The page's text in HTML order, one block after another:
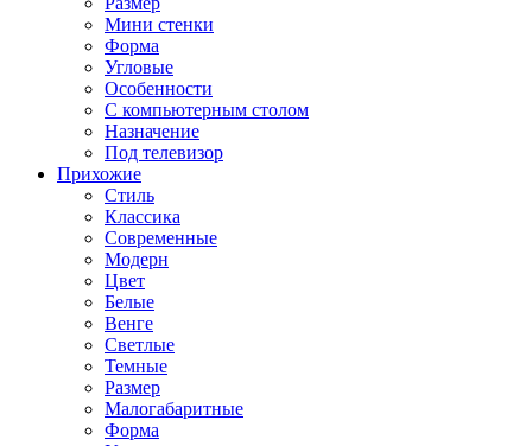
Мини стенки
Форма
Угловые
Особенности
С компьютерным столом
Назначение
Под телевизор
Прихожие
Стиль
Классика
Современные
Модерн
Цвет
Белые
Венге
Светлые
Темные
Размер
Малогабаритные
Форма